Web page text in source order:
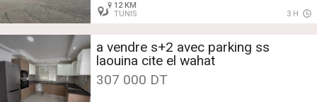
12 KM
TUNIS
3 H
a vendre s+2 avec parking ss
laouina cite el wahat
307 000 DT